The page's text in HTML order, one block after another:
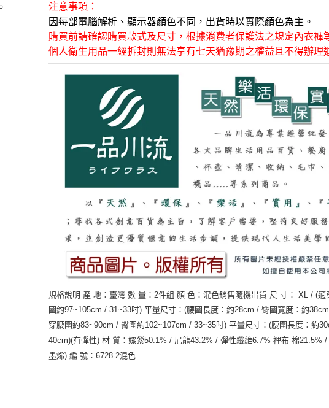
注意事項：
因每部電腦解析、顯示器顏色不同，出貨時以實際顏色為主。
購買前請確認購買款式及尺寸，根據消費者保護法之規定內衣褲
個人衛生用品一經拆封則無法享有七天猶豫期之權益且不得辦理
規格說明 產 地：臺灣 數 量：2件組 顏 色：混色銷售隨機出貨 尺 寸： XL / (
圍約97~105cm / 31~33吋) 平量尺寸：(腰圍長度：約28cm / 臀圍寬度：約
穿腰圍約83~90cm / 臀圍約102~107cm / 33~35吋) 平量尺寸：(腰圍長度：約
40cm)(有彈性) 材 質：嫘縈50.1% / 尼龍43.2% / 彈性纖維6.7% 裡布-棉21.5%
墨烯) 編 號：6728-2混色